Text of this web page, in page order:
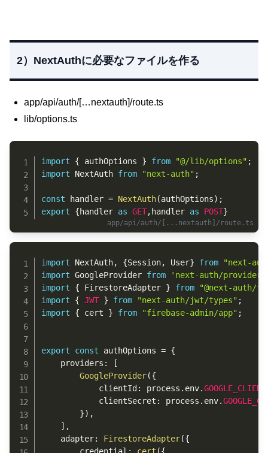
2）NextAuthに必要なファイルを作る
app/api/auth/[…nextauth]/route.ts
lib/options.ts
import { authOptions } from "@/lib/options" ;
import NextAuth from "next-auth" ;
const handler = NextAuth(authOptions) ;
export
{handler as GET, handler as POST}
import NextAuth, {Session, User} from
"next-
import GoogleProvider from
'next-auth/
import
{ FirestoreAdapter } from
"@next-auth/
import
{ JWT } from "next-auth/jwt/types" ;
import
{ cert } from "firebase-admin/app" ;
export const authOptions = {
    providers
:
[
GoogleProvider({
            clientId
: process . env.
            clientSecret
: process . env.
}) ,
] ,
    adapter
: FirestoreAdapter({